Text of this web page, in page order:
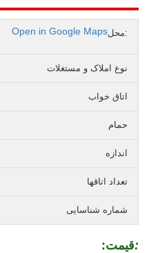
محل: Open in Google Maps
نوع املاک و مستغلات
اتاق خواب
حمام
اندازه
تعداد اتاقها
شماره شناسایی
:قیمت: